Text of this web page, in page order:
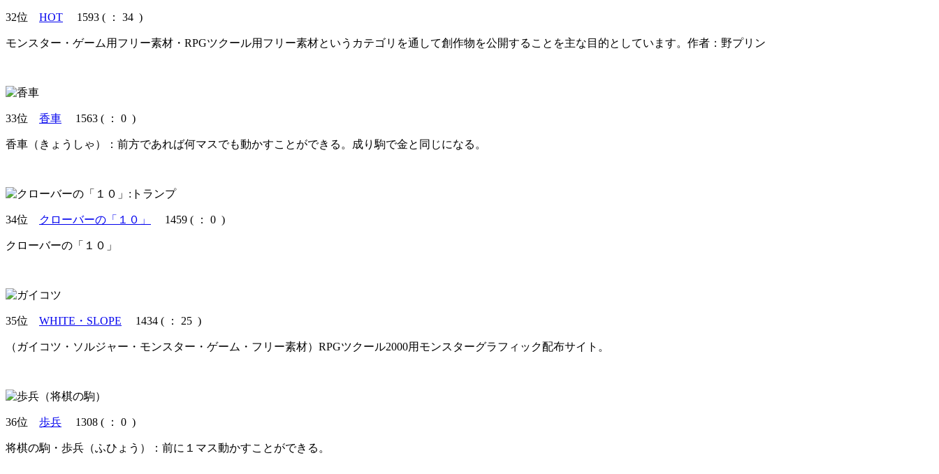
32位 HOT 1593 ( ： 34 )
モンスター・ゲーム用フリー素材・RPGツクール用フリー素材というカテゴリを通して創作物を公開することを主な目的としています。作者：野プリン
33位 香車 1563 ( ： 0 )
香車（きょうしゃ）：前方であれば何マスでも動かすことができる。成り駒で金と同じになる。
34位 クローバーの「１０」 1459 ( ： 0 )
クローバーの「１０」
35位 WHITE・SLOPE 1434 ( ： 25 )
（ガイコツ・ソルジャー・モンスター・ゲーム・フリー素材）RPGツクール2000用モンスターグラフィック配布サイト。
36位 歩兵 1308 ( ： 0 )
将棋の駒・歩兵（ふひょう）：前に１マス動かすことができる。